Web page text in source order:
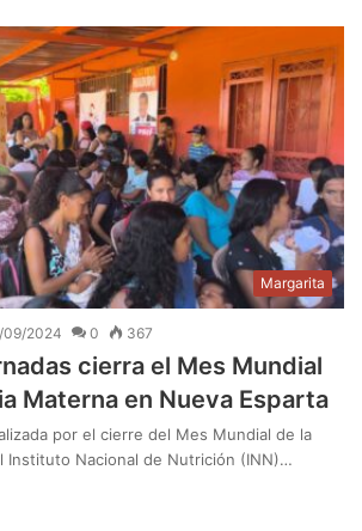
Margarita
09/2024 0 367
cierra el Mes Mundial
Materna en Nueva Esparta
por el cierre del Mes Mundial de la
Instituto Nacional de Nutrición (INN)…